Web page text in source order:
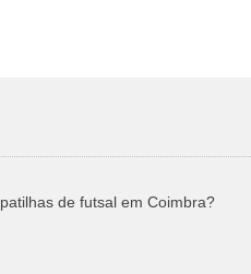
de futsal em Coimbra?